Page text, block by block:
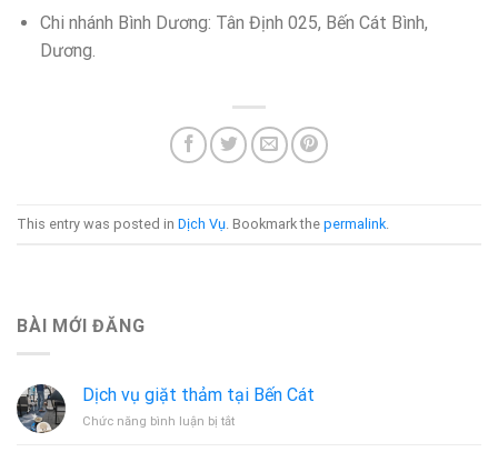
Chi nhánh Bình Dương: Tân Định 025, Bến Cát Bình,
Dương.
This entry was posted in Dịch Vụ . Bookmark the permalink
BÀI MỚI ĐĂNG
Dịch vụ giặt thảm tại Bến Cát
Chức năng bình luận bị tắtở